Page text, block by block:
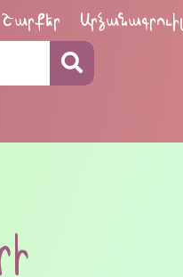
Շարքեր Արձանագրուիլ